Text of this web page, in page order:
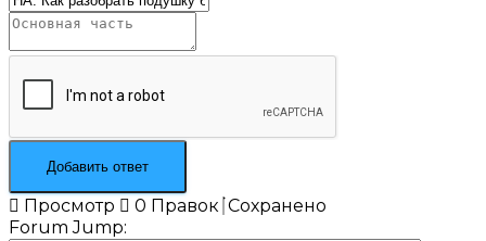
Просмотр 0 Правок Сохранено
Forum Jump: